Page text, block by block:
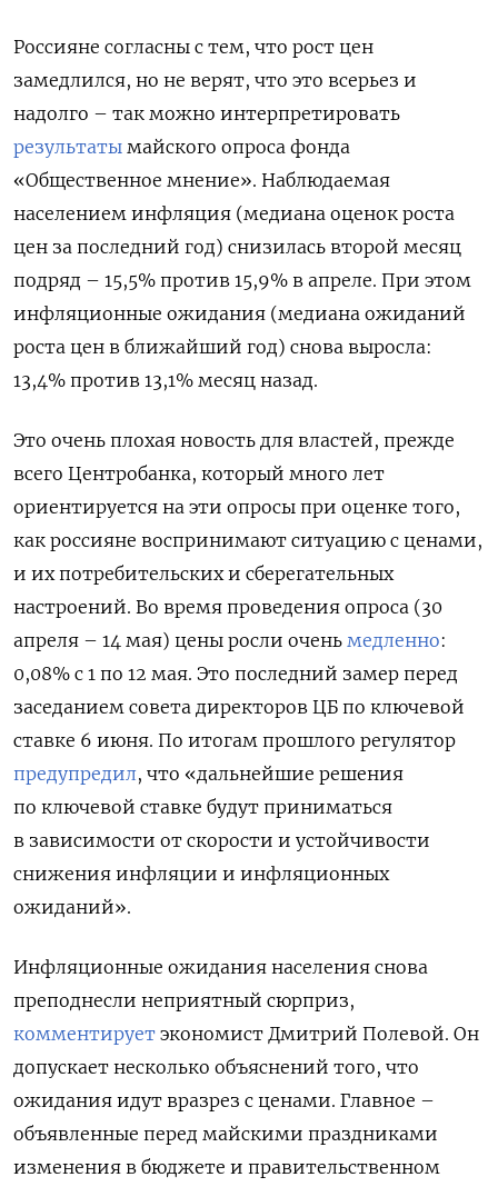
Россияне согласны с тем, что рост цен
замедлился, но не верят, что это всерьез и
надолго – так можно интерпретировать
результаты майского опроса фонда
«Общественное мнение». Наблюдаемая
населением инфляция (медиана оценок роста
цен за последний год) снизилась второй месяц
подряд – 15,5% против 15,9% в апреле. При этом
инфляционные ожидания (медиана ожиданий
роста цен в ближайший год) снова выросла:
13,4% против 13,1% месяц назад.
Это очень плохая новость для властей, прежде
всего Центробанка, который много лет
ориентируется на эти опросы при оценке того,
как россияне воспринимают ситуацию с ценами,
и их потребительских и сберегательных
настроений. Во время проведения опроса (30
апреля – 14 мая) цены росли очень медленно:
0,08% с 1 по 12 мая. Это последний замер перед
заседанием совета директоров ЦБ по ключевой
ставке 6 июня. По итогам прошлого регулятор
предупредил, что «дальнейшие решения
по ключевой ставке будут приниматься
в зависимости от скорости и устойчивости
снижения инфляции и инфляционных
ожиданий».
Инфляционные ожидания населения снова
преподнесли неприятный сюрприз,
комментирует экономист Дмитрий Полевой. Он
допускает несколько объяснений того, что
ожидания идут вразрез с ценами. Главное –
объявленные перед майскими праздниками
изменения в бюджете и правительственном